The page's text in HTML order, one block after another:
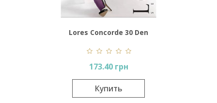
Lores Concorde 30 Den
173.40 грн
Купить